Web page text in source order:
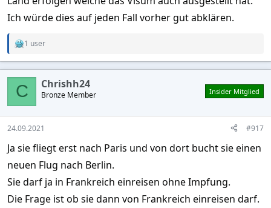
Ich würde dies auf jeden Fall vorher gut abklären.
R
a
c
o
n
s
:
1 user
C Chrishh24
Bronze Member Insider Mitglied
24.09.2021 #917
Ja sie fliegt erst nach Paris und von dort bucht sie einen
neuen Flug nach Berlin.
Sie darf ja in Frankreich einreisen ohne Impfung.
Die Frage ist ob sie dann von Frankreich einreisen darf.